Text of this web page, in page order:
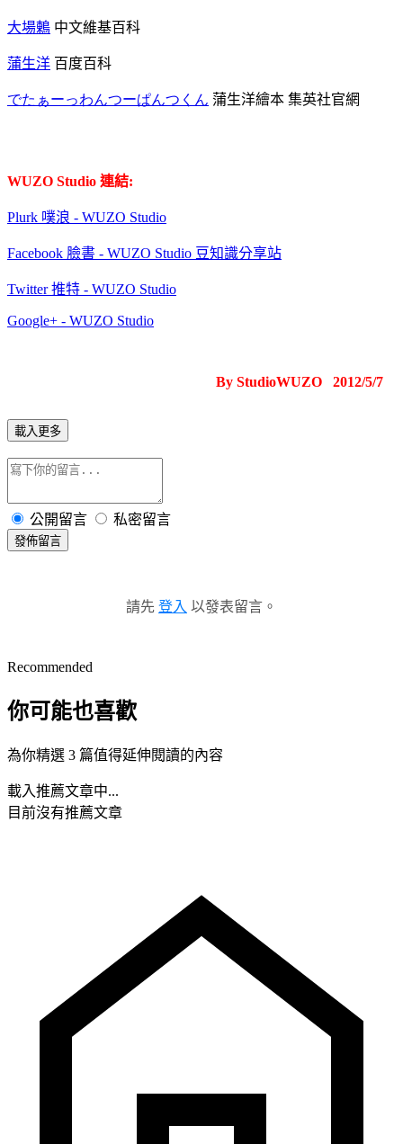
大場鶇 中文維基百科
蒲生洋 百度百科
でたぁーっわんつーぱんつくん 蒲生洋繪本 集英社官網
WUZO Studio 連結:
Plurk 噗浪 - WUZO Studio
Facebook 臉書 - WUZO Studio 豆知識分享站
Twitter 推特 - WUZO Studio
Google+ - WUZO Studio
By StudioWUZO 2012/5/7
載入更多
公開留言 私密留言
發佈留言
請先 登入 以發表留言。
Recommended
你可能也喜歡
為你精選 3 篇值得延伸閱讀的內容
載入推薦文章中...
目前沒有推薦文章